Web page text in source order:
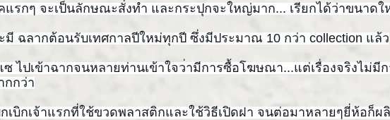
แรกๆ จะเป็นลักษณะสั่งทำ และกระปุกจะใหญ่มาก... เรียกได้ว่าขนาด
มี ฉลากต้อนรับเทศกาลปีใหม่ทุกปี ซึ่งมีประมาณ 10 กว่า collection แล้ว
ซ ไปเข้าฉากจนหลายท่านเข้าใจว่ามีการซื้อโฆษณา...แต่เรื่องจริงไม่มี
กกว่า
เบิกเจ้าแรกที่ใช้ขวดพลาสติกและใช้วิธีเปิดฝา จนต่อมาหลายๆยี่ห้อก็ผ